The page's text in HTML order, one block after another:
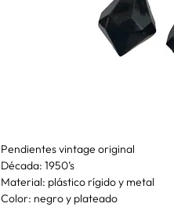
Pendientes vintage original
Década: 1950’s
Material: plástico rígido y metal
Color: negro y plateado